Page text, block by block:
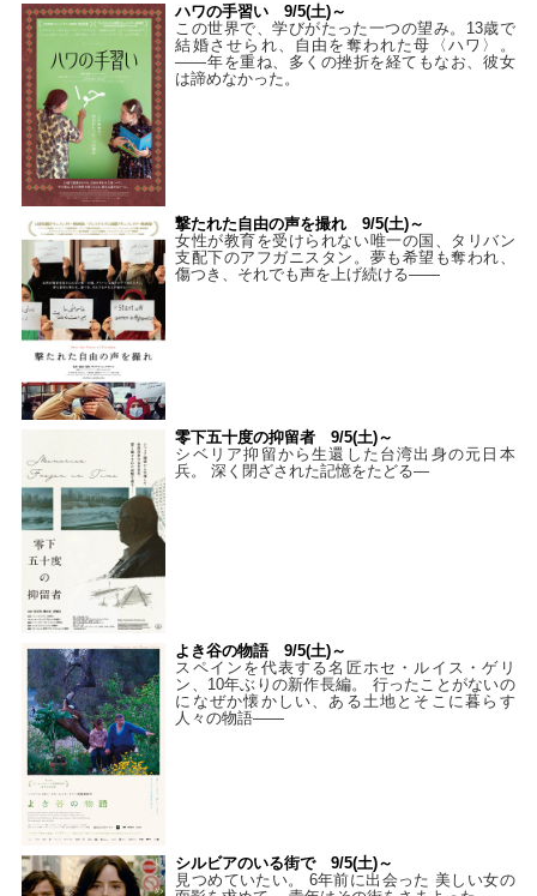
ハワの手習い 9/5(土)～
この世界で、学びがたった一つの望み。13歳で
結婚させられ、自由を奪われた母〈ハワ〉。
——年を重ね、多くの挫折を経てもなお、彼女
は諦めなかった。
撃たれた自由の声を撮れ 9/5(土)～
女性が教育を受けられない唯一の国、タリバン
支配下のアフガニスタン。夢も希望も奪われ、
傷つき、それでも声を上げ続ける——
零下五十度の抑留者 9/5(土)～
シベリア抑留から生還した台湾出身の元日本
兵。 深く閉ざされた記憶をたどる—
よき谷の物語 9/5(土)～
スペインを代表する名匠ホセ・ルイス・ゲリ
ン、10年ぶりの新作長編。 行ったことがないの
になぜか懐かしい、ある土地とそこに暮らす
人々の物語――
シルビアのいる街で 9/5(土)～
見つめていたい。 6年前に出会った 美しい女の